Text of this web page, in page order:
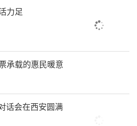
电安装项目安全、优质、
设高质量发展贡献“安装
责任编辑：秦川 龚志成
力足
承载的惠民暖意
话会在西安圆满